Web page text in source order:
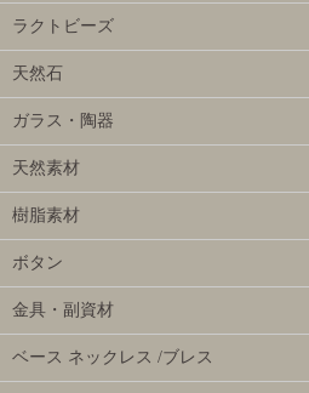
ラクトビーズ
天然石
ガラス・陶器
天然素材
樹脂素材
ボタン
金具・副資材
ベース ネックレス /ブレス